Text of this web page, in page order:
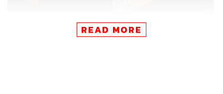
READ MORE